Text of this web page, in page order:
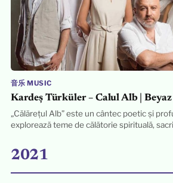
音乐 MUSIC
Kardeş Türküler – Calul Alb | Beyaz
„Călărețul Alb” este un cântec poetic și
explorează teme de călătorie spirituală,
2021